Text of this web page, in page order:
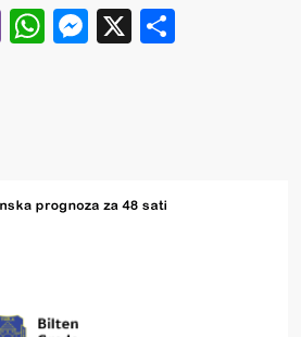
ViberWhatsApp
Messenger
X